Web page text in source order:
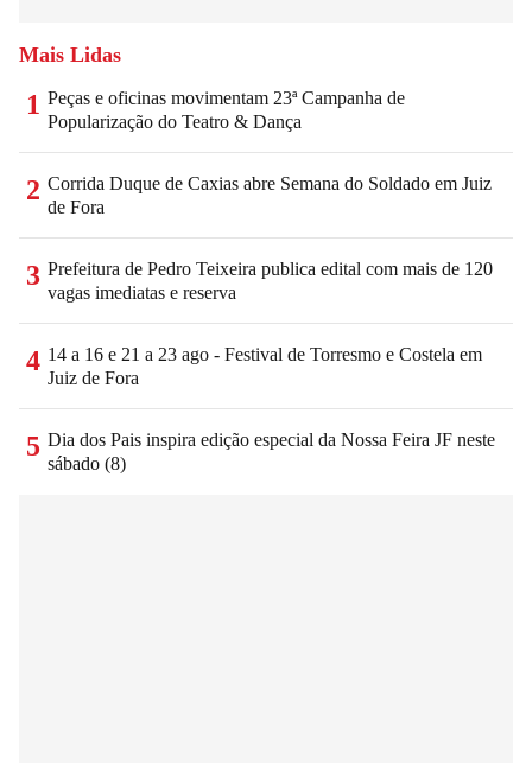
Mais Lidas
1 Peças e oficinas movimentam 23ª Campanha de
Popularização do Teatro & Dança
2 Corrida Duque de Caxias abre Semana do Soldado em Juiz
de Fora
3 Prefeitura de Pedro Teixeira publica edital com mais de 120
vagas imediatas e reserva
4 14 a 16 e 21 a 23 ago - Festival de Torresmo e Costela em
Juiz de Fora
5 Dia dos Pais inspira edição especial da Nossa Feira JF neste
sábado (8)